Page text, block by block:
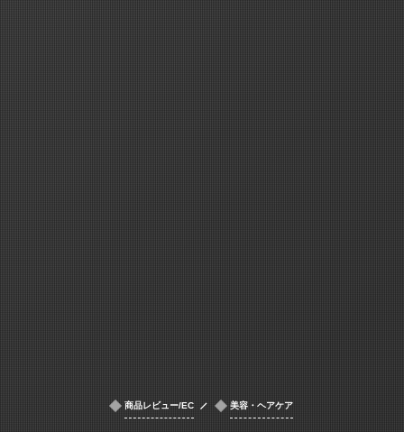
商品レビュー/EC 美容・ヘアケア